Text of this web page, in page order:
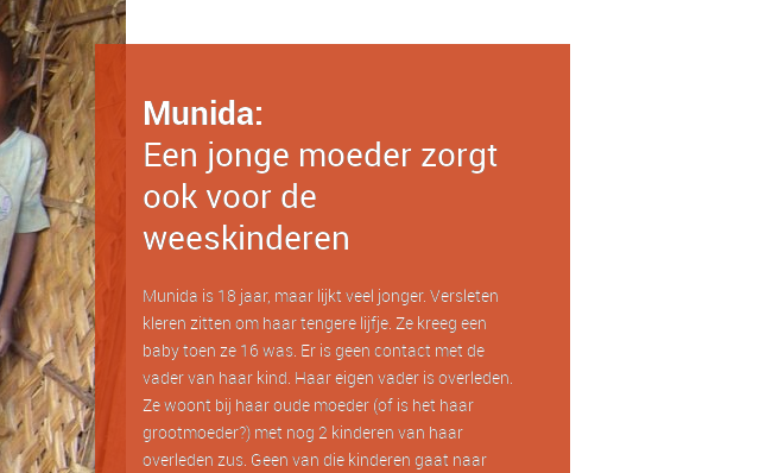
Munida:
Een jonge moeder zorgt
ook voor de
weeskinderen
Munida is 18 jaar, maar lijkt veel jonger. Versleten
kleren zitten om haar tengere lijfje. Ze kreeg een
baby toen ze 16 was. Er is geen contact met de
vader van haar kind. Haar eigen vader is overleden.
Ze woont bij haar oude moeder (of is het haar
grootmoeder?) met nog 2 kinderen van haar
overleden zus. Geen van die kinderen gaat naar